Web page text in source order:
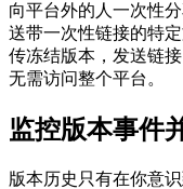
向平台外的人一次性
送带一次性链接的特
传冻结版本，发送链
无需访问整个平台。
监控版本事件
版本历史只有在你意